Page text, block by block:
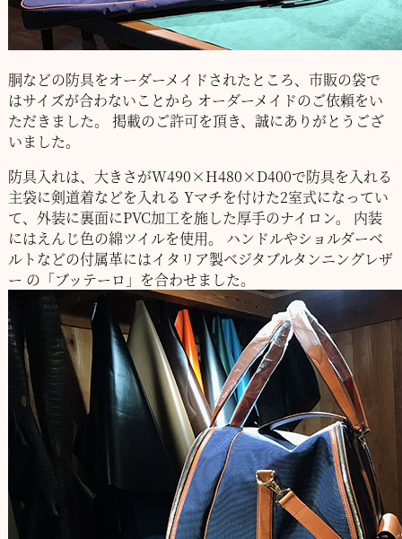
胴などの防具をオーダーメイドされたところ、市販の袋で
はサイズが合わないことから オーダーメイドのご依頼をい
ただきました。
掲載のご許可を頂き、誠にありがとうござ
いました。
防具入れは、大きさがW490×H480×D400で防具を入れる
主袋に剣道着などを入れる Yマチを付けた2室式になってい
て、外装に裏面にPVC加工を施した厚手のナイロン。
内装
にはえんじ色の綿ツイルを使用。
ハンドルやショルダーベ
ルトなどの付属革にはイタリア製ベジタブルタンニングレザ
ー の「ブッテーロ」を合わせました。